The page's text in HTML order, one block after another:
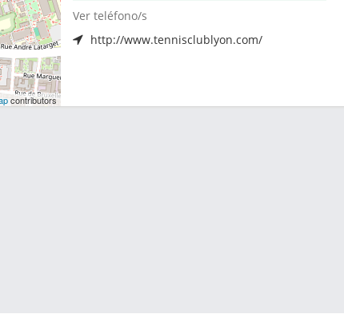
contributors
Ver teléfono/s
http://www.tennisclublyon.com/